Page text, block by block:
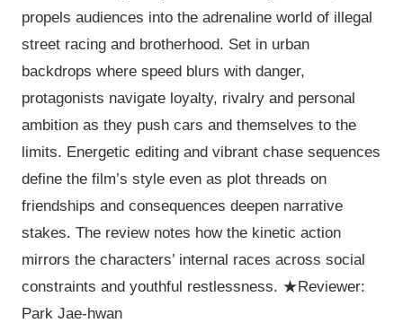
propels audiences into the adrenaline world of illegal
street racing and brotherhood. Set in urban
backdrops where speed blurs with danger,
protagonists navigate loyalty, rivalry and personal
ambition as they push cars and themselves to the
limits. Energetic editing and vibrant chase sequences
define the film’s style even as plot threads on
friendships and consequences deepen narrative
stakes. The review notes how the kinetic action
mirrors the characters’ internal races across social
constraints and youthful restlessness. ★Reviewer:
Park Jae-hwan